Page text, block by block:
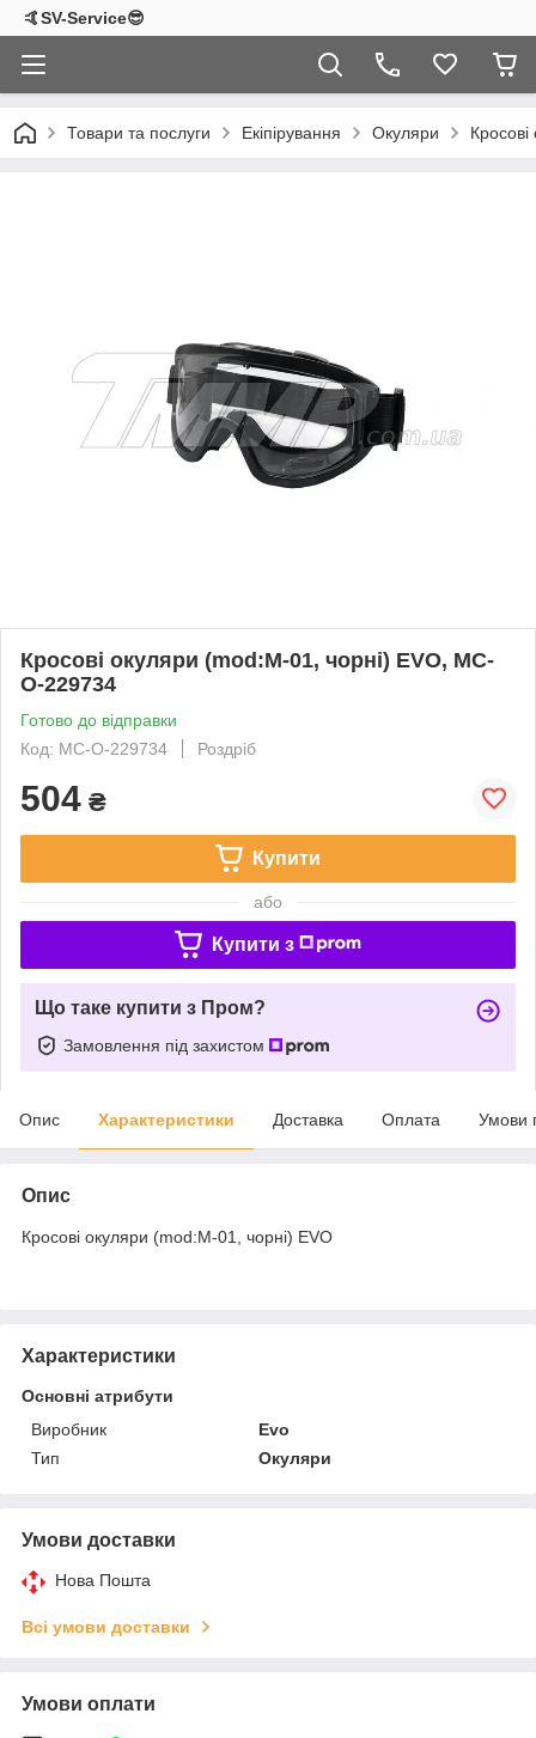
🤙SV-Service😎
Товари та послуги Екіпірування Окуляри
Кросові окуляри (mod:M-01, чорні) EVO, MC-
O-229734
Готово до відправки
Код: MC-O-229734
Роздріб
504 ₴
Купити
або
Купити з
Що таке купити з Пром?
Замовлення під захистом
Опис Характеристики Доставка Оплата Умови
Опис
Кросові окуляри (mod:M-01, чорні) EVO
Характеристики
Основні атрибути
Виробник
Evo
Тип
Окуляри
Умови доставки
Нова Пошта
Всі умови доставки
Умови оплати